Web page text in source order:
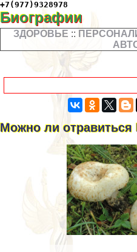
+7(977)9328978
Биографии
ЗДОРОВЬЕ ::
Можно ли